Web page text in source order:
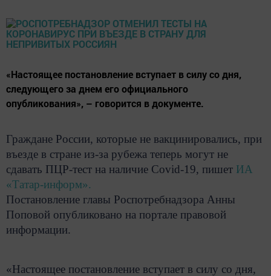
«Настоящее постановление вступает в силу со дня,
следующего за днем его официального
опубликования», – говорится в документе.
Граждане России, которые не вакцинировались, при
въезде в стране из-за рубежа теперь могут не
сдавать ПЦР-тест на наличие Covid-19, пишет ИА
«Татар-информ».
Постановление главы Роспотребнадзора Анны
Поповой опубликовано на портале правовой
информации.
«Настоящее постановление вступает в силу со дня,